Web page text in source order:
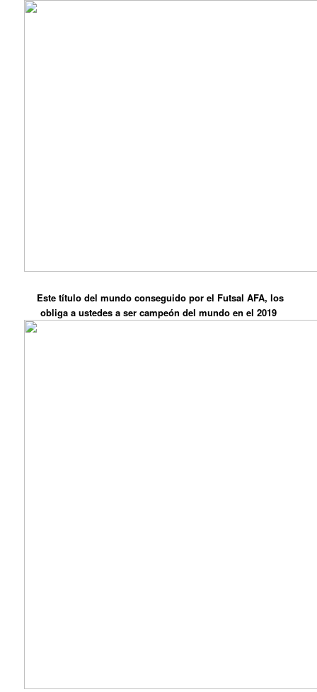
Este título del mundo conseguido por el Futsal AFA, los
obliga a ustedes a ser campeón del mundo en el 2019